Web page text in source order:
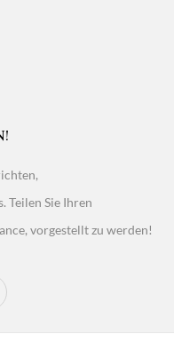
Teilen Sie Ihren
vorgestellt zu werden!